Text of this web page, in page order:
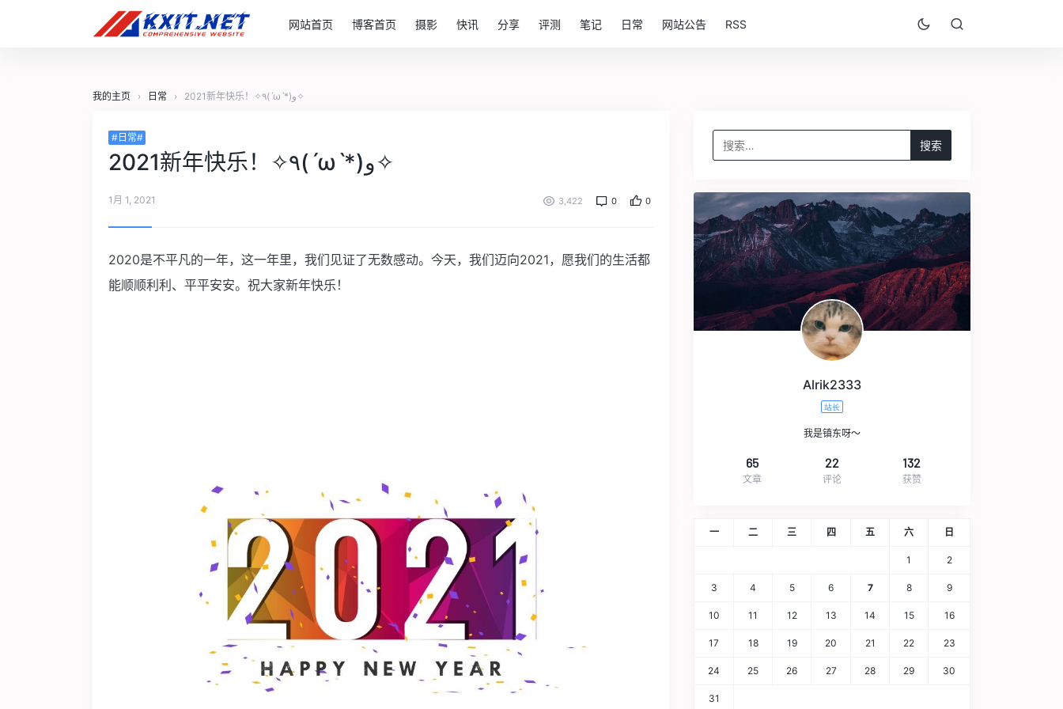
网站首页 博客首页 摄影 快讯 分享 评测 笔记 日常 网站公告 RSS
我的主页 › 日常 › 2021新年快乐！✧٩(ˊωˋ*)و✧
#日常#
2021新年快乐！✧٩(ˊωˋ*)و✧
1月 1, 2021 3,422 0 0
2020是不平凡的一年，这一年里，我们见证了无数感动。今天，我们迈向2021，愿我们的生活都
能顺顺利利、平平安安。祝大家新年快乐！
搜
索：
Alrik2333
站长
我是镇东呀～
65
文章
22
评论
132
获赞
一 二 三 四 五 六 日
1 2
3 4 5 6 7 8 9
10 11 12 13 14 15 16
17 18 19 20 21 22 23
24 25 26 27 28 29 30
31